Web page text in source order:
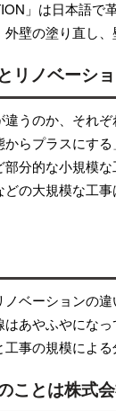
」は日本語で
壁の塗り直し
リノベーシ
うのか、それ
からプラスにす
部分的な小規模
どの大規模な工
ノベーションの
はあやふやにな
事の規模による
ことは株式